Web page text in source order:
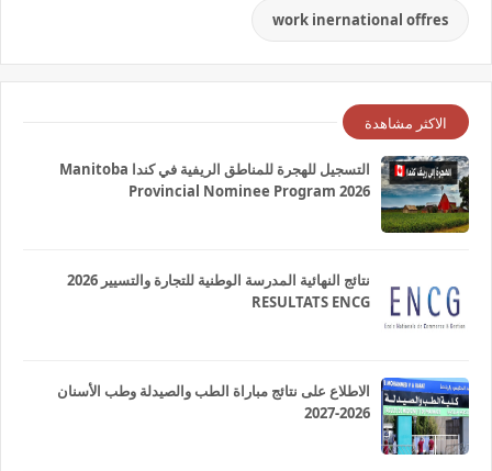
work inernational offres
الاكثر مشاهدة
التسجيل للهجرة للمناطق الريفية في كندا Manitoba
Provincial Nominee Program 2026
نتائج النهائية المدرسة الوطنية للتجارة والتسيير 2026
RESULTATS ENCG
الاطلاع على نتائج مباراة الطب والصيدلة وطب الأسنان
2026-2027